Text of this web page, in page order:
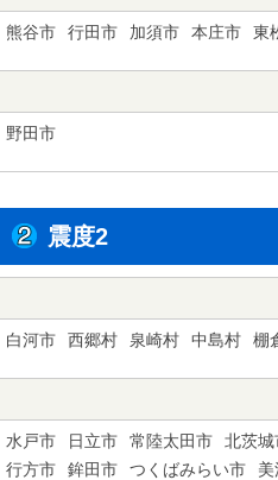
熊谷市 行田市 加須市 本庄市 東
野田市
震度2
白河市 西郷村 泉崎村 中島村 棚
水戸市 日立市 常陸太田市 北茨城
行方市
鉾田市 つくばみらい市